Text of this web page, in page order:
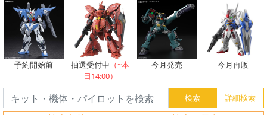
予約開始前 抽選受付中 （~本
日14:00）
今月発売 今月再販